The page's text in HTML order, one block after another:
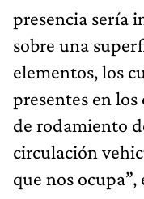
presencia sería
sobre una
elementos, los
presentes en
de rodamiento
circulación
que nos